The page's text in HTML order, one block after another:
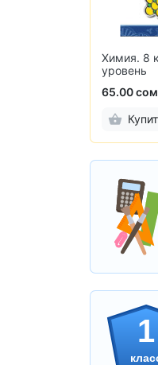
Химия. 8
уровень
65.00
1